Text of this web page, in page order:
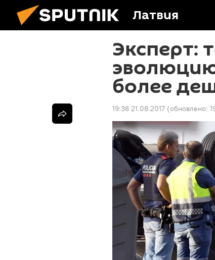
Латвия
Эксперт:
более
19:38 21.08.2017 (обновлено: